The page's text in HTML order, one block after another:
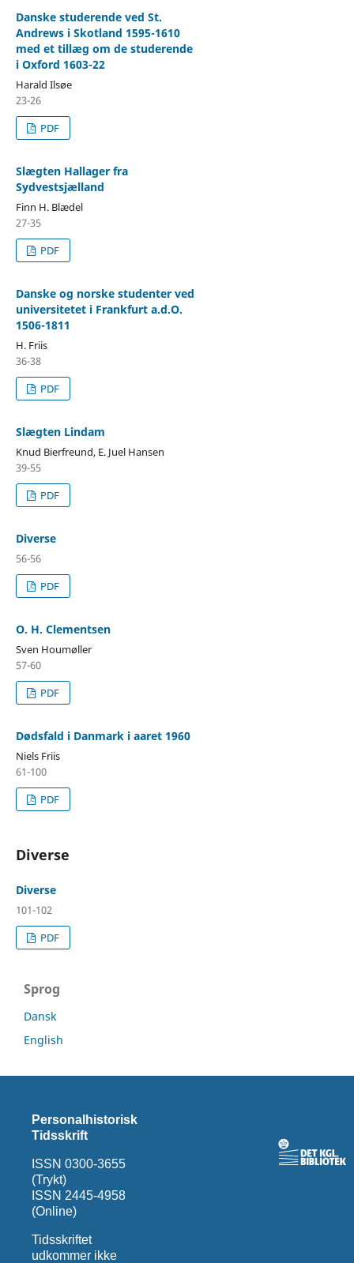
Danske studerende ved St.
Andrews i Skotland 1595-1610
med et tillæg om de studerende
i Oxford 1603-22
Harald Ilsøe
23-26
PDF
Slægten Hallager fra
Sydvestsjælland
Finn H. Blædel
27-35
PDF
Danske og norske studenter ved
universitetet i Frankfurt a.d.O.
1506-1811
H. Friis
36-38
PDF
Slægten Lindam
Knud Bierfreund, E. Juel Hansen
39-55
PDF
Diverse
56-56
PDF
O. H. Clementsen
Sven Houmøller
57-60
PDF
Dødsfald i Danmark i aaret 1960
Niels Friis
61-100
PDF
Diverse
Diverse
101-102
PDF
Sprog
Dansk
English
Personalhistorisk
Tidsskrift
ISSN 0300-3655
(Trykt)
ISSN 2445-4958
(Online)
Tidsskriftet
udkommer ikke